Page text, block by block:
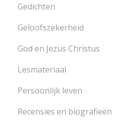
Gedichten
Geloofszekerheid
God en Jezus Christus
Lesmateriaal
Persoonlijk leven
Recensies en biografieën